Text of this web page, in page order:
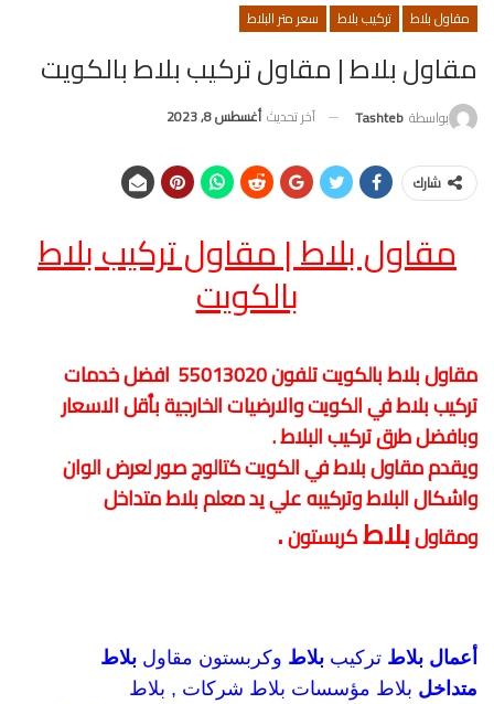
مقاول بلاط تركيب بلاط سعر متر البلاط
مقاول بلاط | مقاول تركيب بلاط بالكويت
بواسطة Tashteb آخر تحديث أغسطس 8, 2023
شارك
مقاول بلاط | مقاول تركيب بلاط
بالكويت
مقاول بلاط بالكويت تلفون 55013020 افضل خدمات
تركيب بلاط في الكويت والارضيات الخارجية بأقل الاسعار
وبافضل طرق تركيب البلاط .
ويقدم مقاول بلاط في الكويت كتالوج صور لعرض الوان
واشكال البلاط وتركيبه علي يدمعلم بلاط متداخل
ومقاولبلاطكربستون.
أعمال بلاط تركيب بلاط وكربستون مقاول بلاط
متداخل بلاط مؤسسات بلاط شركات , بلاط